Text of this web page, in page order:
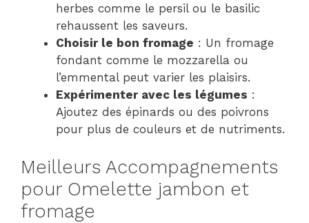
herbes comme le persil ou le basilic
rehaussent les saveurs.
Choisir le bon fromage : Un fromage
fondant comme le mozzarella ou
l’emmental peut varier les plaisirs.
Expérimenter avec les légumes :
Ajoutez des épinards ou des poivrons
pour plus de couleurs et de nutriments.
Meilleurs Accompagnements
pour Omelette jambon et
fromage